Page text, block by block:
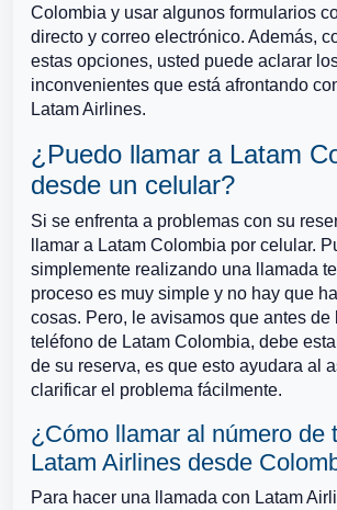
Colombia y usar algunos formularios
directo y correo electrónico. Además,
estas opciones, usted puede aclarar
inconvenientes que está afrontando
Latam Airlines.
¿Puedo llamar a Latam
desde un celular?
Si se enfrenta a problemas con su
llamar a Latam Colombia por celular.
simplemente realizando una llamada
proceso es muy simple y no hay que
cosas. Pero, le avisamos que antes de
teléfono de Latam Colombia, debe
de su reserva, es que esto ayudara al
clarificar el problema fácilmente.
¿Cómo llamar al número de
Latam Airlines desde
Para hacer una llamada con Latam